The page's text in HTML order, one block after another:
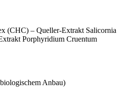
(CHC) – Queller-Extrakt Salicornia
Porphyridium Cruentum
Anbau)